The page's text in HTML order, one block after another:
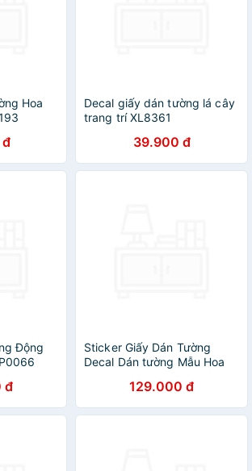
Hoa
Decal giấy dán tường lá cây
trang trí XL8361
39.900 đ
Động
đ
Sticker Giấy Dán Tường
Decal Dán tường Mẫu Hoa
129.000 đ